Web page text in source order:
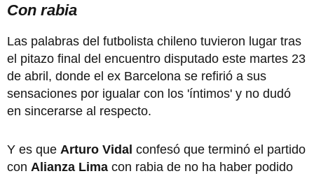
Con rabia
Las palabras del futbolista chileno tuvieron lugar tras
el pitazo final del encuentro disputado este martes 23
de abril, donde el ex Barcelona se refirió a sus
sensaciones por igualar con los 'íntimos' y no dudó
en sincerarse al respecto.
Y es que Arturo Vidal confesó que terminó el partido
con Alianza Lima con rabia de no ha haber podido